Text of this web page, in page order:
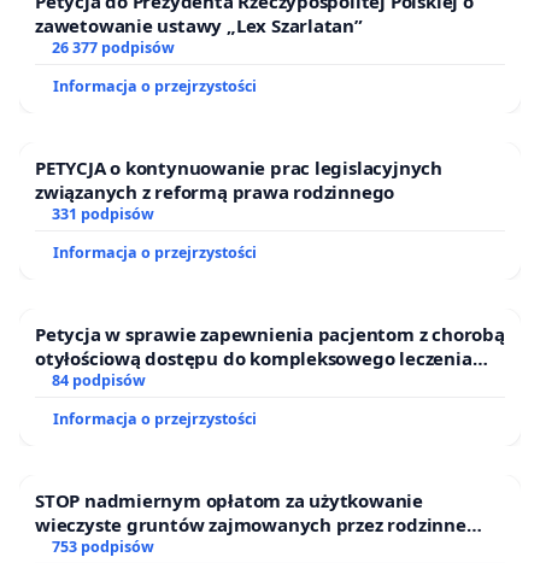
zawetowanie ustawy „Lex Szarlatan”
26 377 podpisów
Informacja o przejrzystości
PETYCJA o kontynuowanie prac legislacyjnych
związanych z reformą prawa rodzinnego
331 podpisów
Informacja o przejrzystości
Petycja w sprawie zapewnienia pacjentom z chorobą
otyłościową dostępu do kompleksowego leczenia
oraz programów profilaktycznych.
84 podpisów
Informacja o przejrzystości
STOP nadmiernym opłatom za użytkowanie
wieczyste gruntów zajmowanych przez rodzinne
ogrody działkowe.
753 podpisów